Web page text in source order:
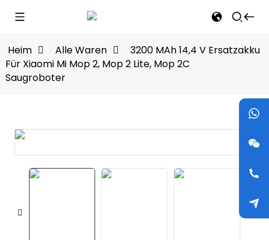
Heim Alle Waren
3200 MAh 14,4 V Ersatzakku
Für Xiaomi Mi Mop 2, Mop 2 Lite, Mop 2C
Saugroboter